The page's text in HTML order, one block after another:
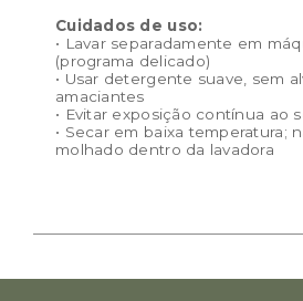
Cuidados de uso:
• Lavar separadamente em
(programa delicado)
• Usar detergente suave, sem
amaciantes
• Evitar exposição contínua ao
• Secar em baixa temperatura;
molhado dentro da lavadora